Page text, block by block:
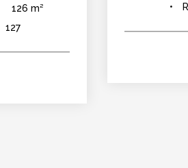
126 m²
127